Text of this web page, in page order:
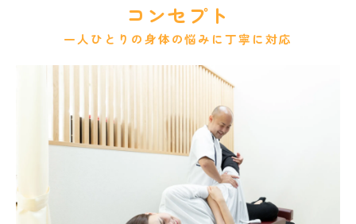
コンセプト
一人ひとりの身体の悩みに丁寧に対応